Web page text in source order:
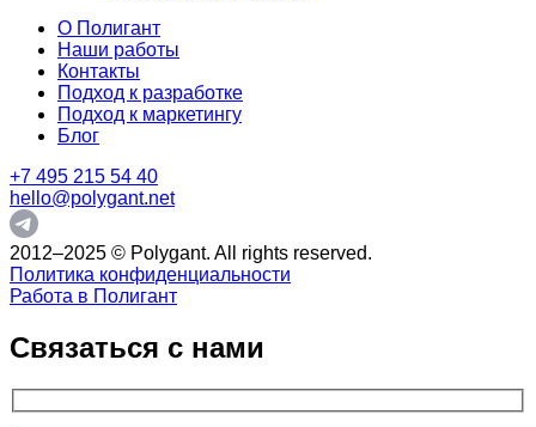
О Полигант
Наши работы
Контакты
Подход к разработке
Подход к маркетингу
Блог
+7 495 215 54 40
hello@polygant.net
2012–2025 © Polygant. All rights reserved.
Политика конфиденциальности
Работа в Полигант
Связаться с нами